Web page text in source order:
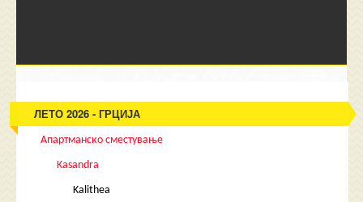
ЛЕТО 2026 - ГРЦИЈА
Апартманско сместување
Kasandra
Kalithea